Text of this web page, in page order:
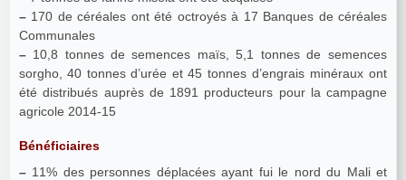
– 170 de céréales ont été octroyés à 17 Banques de céréales
Communales
– 10,8 tonnes de semences maïs, 5,1 tonnes de semences
sorgho, 40 tonnes d’urée et 45 tonnes d’engrais minéraux ont
été distribués auprès de 1891 producteurs pour la campagne
agricole 2014-15
Bénéficiaires
– 11% des personnes déplacées ayant fui le nord du Mali et